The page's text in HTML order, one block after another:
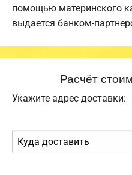
помощью материнского
выдается банком-
Расчёт
Укажите адрес доставки: